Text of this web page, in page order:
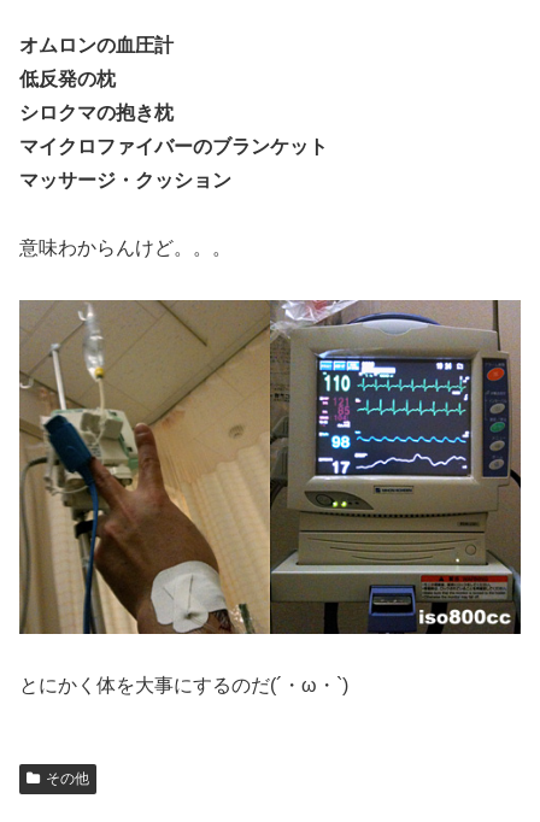
オムロンの血圧計
低反発の枕
シロクマの抱き枕
マイクロファイバーのブランケット
マッサージ・クッション
意味わからんけど。。。
とにかく体を大事にするのだ(´・ω・`)
その他